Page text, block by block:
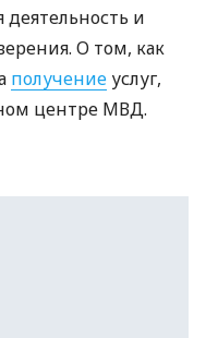
и
О том, как
получение услуг,
центре МВД.